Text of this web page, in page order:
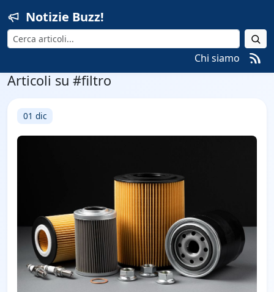
Notizie Buzz!
Cerca
Chi siamo
Articoli su #filtro
01 dic